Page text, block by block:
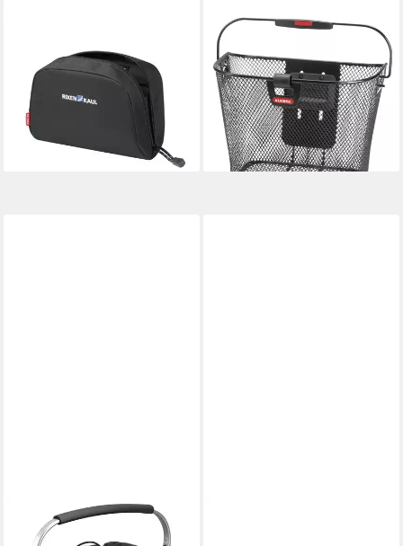
Fahrradtasche KLICKfix
Lenkertasche Baggy Mini
schwarz 2,5 Liter - kompakte
Fahrradt
ab 25,58 €
lieferbar - in 2-3 Werktagen bei dir
KLICKFIX
Fahrradkorb Rixen Kaul,
KLICKfix Uni Korb mit
Lampenclip Lenker Adapter,
Lenkerkor
ab 34,65 €
lieferbar - in 6-7 Werktagen bei dir
KLICKFIX
Fahrradtasche reisenthel